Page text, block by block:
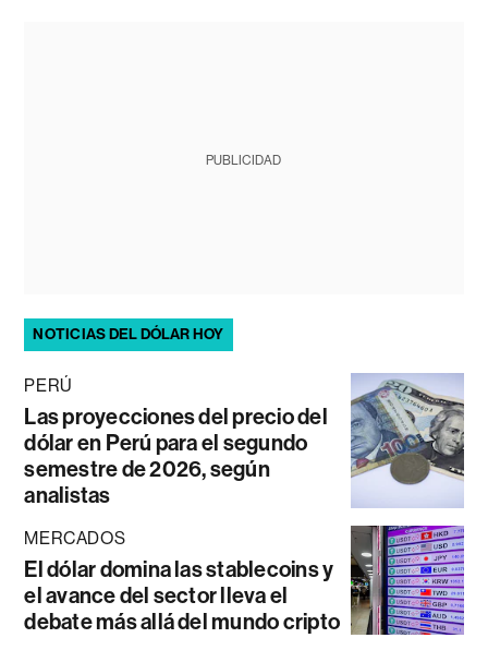
PUBLICIDAD
NOTICIAS DEL DÓLAR HOY
PERÚ
Las proyecciones del precio del
dólar en Perú para el segundo
semestre de 2026, según
analistas
MERCADOS
El dólar domina las stablecoins y
el avance del sector lleva el
debate más allá del mundo cripto